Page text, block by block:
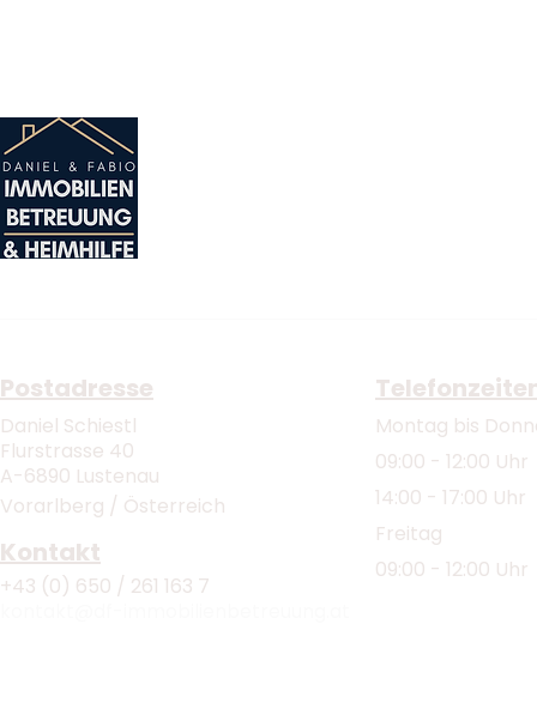
Postadresse
Daniel Schiestl
Flurstrasse 40
A-6890 Lustenau
Vorarlberg / Österreich
Kontakt
+43 (0) 650 / 261 163 7
Montag bis
09:00 - 12:00 Uhr
14:00 - 17:00 Uhr
Freitag
09:00 - 12:00 Uhr